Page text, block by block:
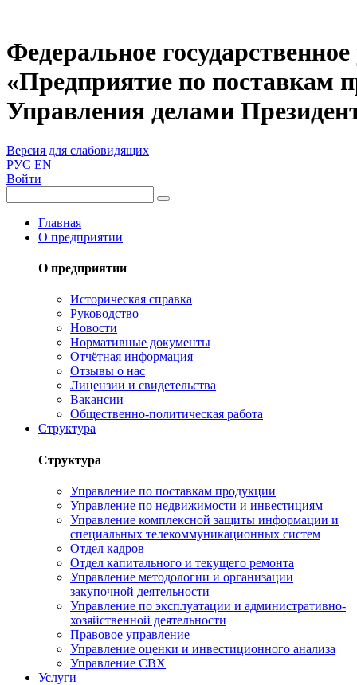
Федеральное
«Предприятие по поставкам
Управления делами
Версия для слабовидящих
РУС EN
Войти
Главная
О предприятии
О предприятии
Историческая справка
Руководство
Новости
Нормативные документы
Отчётная информация
Отзывы о нас
Лицензии и свидетельства
Вакансии
Общественно-политическая работа
Структура
Структура
Управление по поставкам продукции
Управление по недвижимости и инвестициям
Управление комплексной защиты информации и
специальных телекоммуникационных систем
Отдел кадров
Отдел капитального и текущего ремонта
Управление методологии и организации
закупочной деятельности
Управление по эксплуатации и административно-
хозяйственной деятельности
Правовое управление
Управление оценки и инвестиционного анализа
Управление СВХ
Услуги